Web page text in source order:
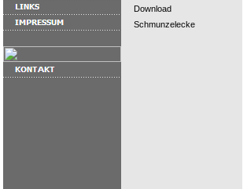
Download
Schmunzelecke